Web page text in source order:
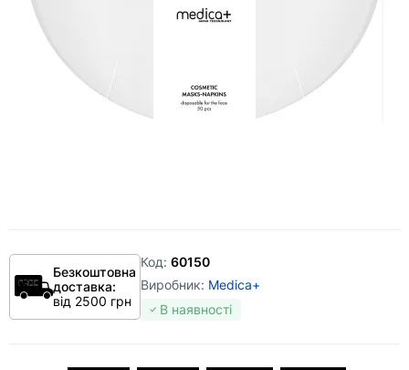
Безкоштовна
доставка:
від 2500 грн
Код: 60150
Виробник: Medica+
В наявності